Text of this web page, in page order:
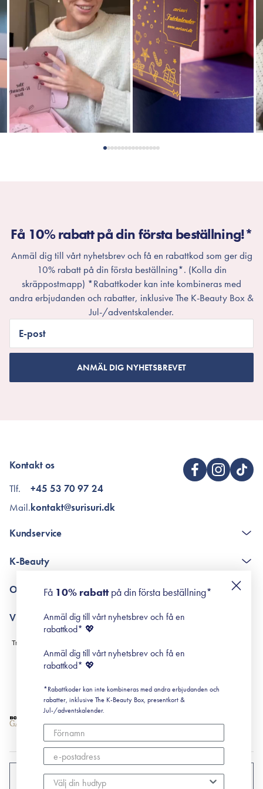
Få 10% rabatt på din första beställning!*
Anmäl dig till vårt nyhetsbrev och få en rabattkod som ger dig
10% rabatt på din första beställning*. (Kolla din
skräppostmapp) *Rabattkoder kan inte kombineras med
andra erbjudanden och rabatter, inklusive The K-Beauty Box &
Jul-/adventskalender.
E-post
ANMÄL DIG NYHETSBREVET
Kontakt os
Tlf.
Mail.
+45 53 70 97 24
kontakt@surisuri.dk
Kundservice
Poängshop - frågor och svar
K-Beauty
Retinol för nybörjare
Om Surisuri
Black Friday
Villkor
Leverans & Retur
Köpvillkor
Prenumerationsvillkor
Cookiepolicy
SVERIGE
Få 10% rabattpå din första beställning*
Anmäl dig till vårt nyhetsbrev och få en
rabattkod* 💖
Anmäl dig till vårt nyhetsbrev och få en
rabattkod* 💖
*Rabattkoder kan inte kombineras med andra erbjudanden och
rabatter, inklusive The K-Beauty Box, presentkort &
Jul-/adventskalender.